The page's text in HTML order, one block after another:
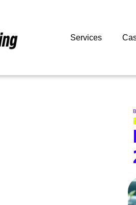
Services